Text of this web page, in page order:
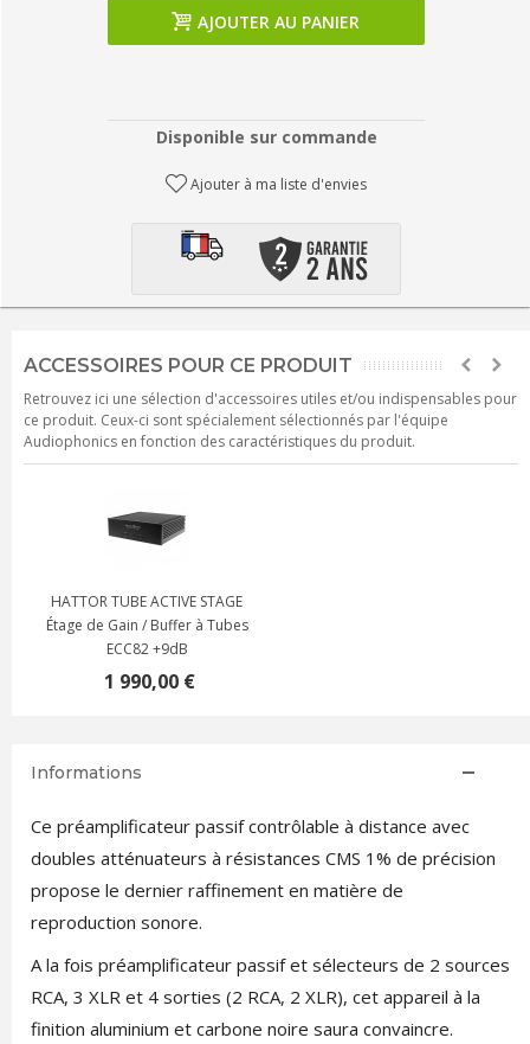
AJOUTER AU PANIER
Disponible sur commande
Ajouter à ma liste d'envies
ACCESSOIRES POUR CE PRODUIT
Retrouvez ici une sélection d'accessoires utiles et/ou indispensables pour
ce produit. Ceux-ci sont spécialement sélectionnés par l'équipe
Audiophonics en fonction des caractéristiques du produit.
HATTOR TUBE ACTIVE STAGE
Étage de Gain / Buffer à Tubes
ECC82 +9dB
1 990,00 €
Informations
Ce préamplificateur passif contrôlable à distance avec
doubles atténuateurs à résistances CMS 1% de précision
propose le dernier raffinement en matière de
reproduction sonore.
A la fois préamplificateur passif et sélecteurs de 2 sources
RCA, 3 XLR et 4 sorties (2 RCA, 2 XLR), cet appareil à la
finition aluminium et carbone noire saura convaincre.